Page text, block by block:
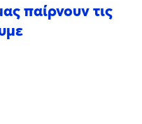
παίρνουν τις